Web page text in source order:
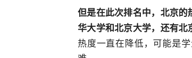
但是在此次排名中，北京
华大学和北京大学，还有
热度一直在降低，可能是